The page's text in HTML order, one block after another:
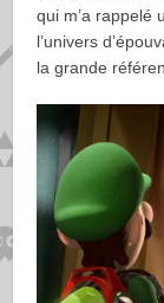
qui m’a rappelé
l’univers
la grande